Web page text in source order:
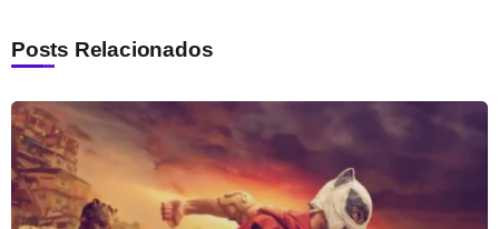
Posts Relacionados